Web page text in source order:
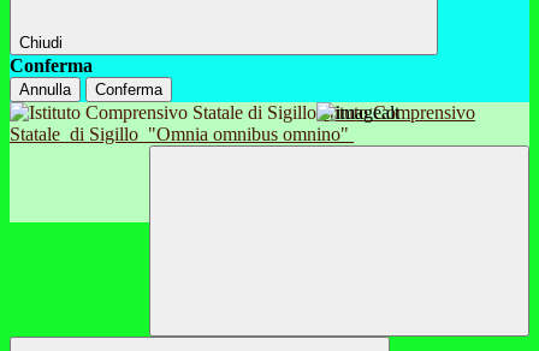
Chiudi
Conferma
Annulla Conferma
Istituto Comprensivo
Statale di Sigillo "Omnia omnibus omnino"